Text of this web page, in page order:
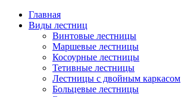
Главная
Виды лестниц
Винтовые лестницы
Маршевые лестницы
Косоурные лестницы
Тетивные лестницы
Лестницы с двойным каркасом
Больцевые лестницы